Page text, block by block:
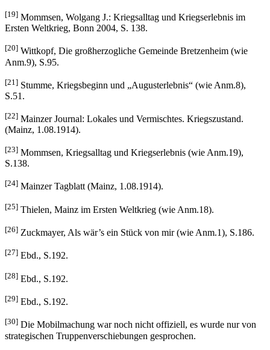
[19] Mommsen, Wolgang J.: Kriegsalltag und Kriegserlebnis im
Ersten Weltkrieg, Bonn 2004, S. 138.
[20] Wittkopf, Die großherzogliche Gemeinde Bretzenheim (wie
Anm.9), S.95.
[21] Stumme, Kriegsbeginn und „Augusterlebnis“ (wie Anm.8),
S.51.
[22] Mainzer Journal: Lokales und Vermischtes. Kriegszustand.
(Mainz, 1.08.1914).
[23] Mommsen, Kriegsalltag und Kriegserlebnis (wie Anm.19),
S.138.
[24] Mainzer Tagblatt (Mainz, 1.08.1914).
[25] Thielen, Mainz im Ersten Weltkrieg (wie Anm.18).
[26] Zuckmayer, Als wär’s ein Stück von mir (wie Anm.1), S.186.
[27] Ebd., S.192.
[28] Ebd., S.192.
[29] Ebd., S.192.
[30] Die Mobilmachung war noch nicht offiziell, es wurde nur von
strategischen Truppenverschiebungen gesprochen.